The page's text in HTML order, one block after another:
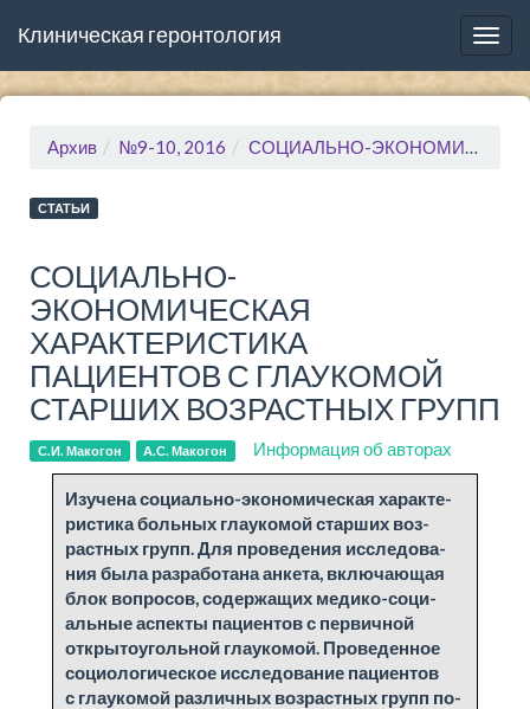
Клиническая геронтология
Архив №9-10, 2016 СОЦИАЛЬНО-ЭКОНОМИЧЕСКАЯ ХАРАКТЕРИСТИКА ПАЦИЕНТОВ С ГЛАУКОМОЙ СТАРШИХ ВОЗРАСТНЫХ ГРУПП
СТАТЬИ
СОЦИАЛЬНО-
ЭКОНОМИЧЕСКАЯ
ХАРАКТЕРИСТИКА
ПАЦИЕНТОВ С ГЛАУКОМОЙ
СТАРШИХ ВОЗРАСТНЫХ ГРУПП
С.И. Макогон А.С. Макогон Информация об авторах
Изу­че­на со­ци­аль­но-эко­но­ми­че­ская ха­рак­те­
ри­сти­ка боль­ных глау­ко­мой стар­ших воз­
раст­ных групп. Для про­ве­де­ния ис­сле­до­ва­
ния бы­ла раз­ра­бо­та­на анке­та, вклю­ча­ю­щая
блок во­про­сов, со­дер­жа­щих ме­ди­ко-со­ци­
аль­ные ас­пек­ты па­ци­ен­тов с пер­вич­ной
откры­то­уголь­ной глау­ко­мой. Про­ве­ден­ное
со­ци­о­ло­ги­че­ское ис­сле­до­ва­ние па­ци­ен­тов
с глау­ко­мой раз­лич­ных воз­раст­ных групп по­